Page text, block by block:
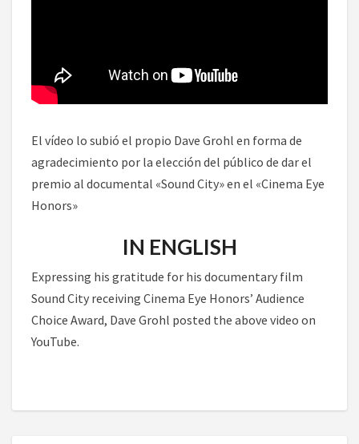
El vídeo lo subió el propio Dave Grohl en forma de
agradecimiento por la elección del público de dar el
premio al documental «Sound City» en el «Cinema Eye
Honors»
IN ENGLISH
Expressing his gratitude for his documentary film
Sound City receiving Cinema Eye Honors’ Audience
Choice Award, Dave Grohl posted the above video on
YouTube.